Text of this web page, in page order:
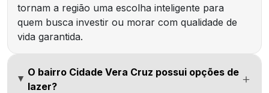
tornam a região uma escolha inteligente para
quem busca investir ou morar com qualidade de
vida garantida.
O bairro Cidade Vera Cruz possui opções de
lazer?